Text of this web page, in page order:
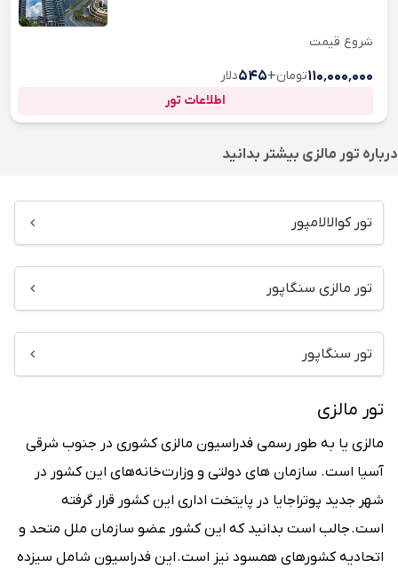
شروع قیمت
۱۱۰٬۰۰۰٬۰۰۰تومان+۵۴۵دلار
اطلاعات تور
درباره تور مالزی بیشتر بدانید
تور کوالالامپور
تور مالزی سنگاپور
تور سنگاپور
تور مالزی
مالزی یا به‌ طور رسمی فدراسیون مالزی کشوری در جنوب شرقی
آسیا است. سازمان‌ های دولتی و وزارت‌خانه‌‌های این کشور در
شهر جدید پوتراجایا در پایتخت اداری این کشور قرار گرفته
است. جالب است بدانید که این کشور عضو سازمان ملل متحد و
اتحادیه کشورهای همسود نیز است. این فدراسیون شامل سیزده